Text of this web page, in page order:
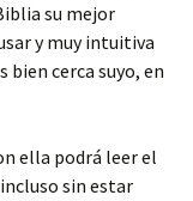
su mejor
y muy intuitiva
cerca suyo, en
ella podrá leer el
sin estar